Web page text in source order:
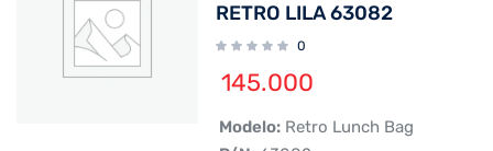
RETRO LILA 63082
0
145.000
 Modelo:Retro Lunch Bag
Create an account